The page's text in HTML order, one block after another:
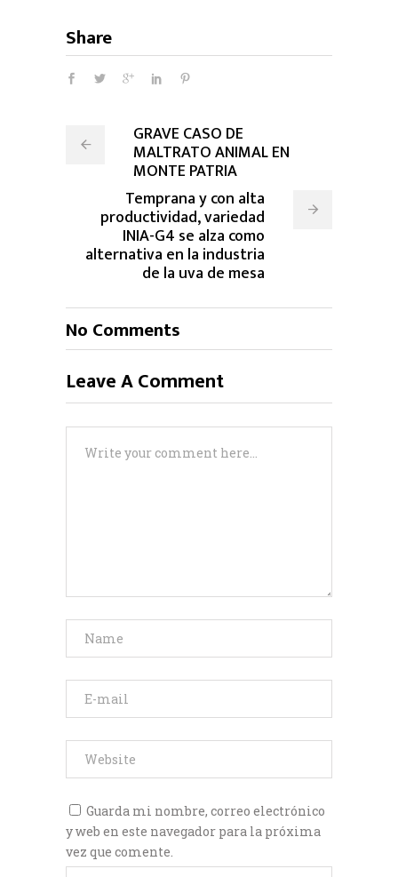
Share
GRAVE CASO DE
MALTRATO ANIMAL EN
MONTE PATRIA
Temprana y con alta
productividad, variedad
INIA-G4 se alza como
alternativa en la industria
de la uva de mesa
No Comments
Leave A Comment
Guarda mi nombre, correo electrónico
y web en este navegador para la próxima
vez que comente.